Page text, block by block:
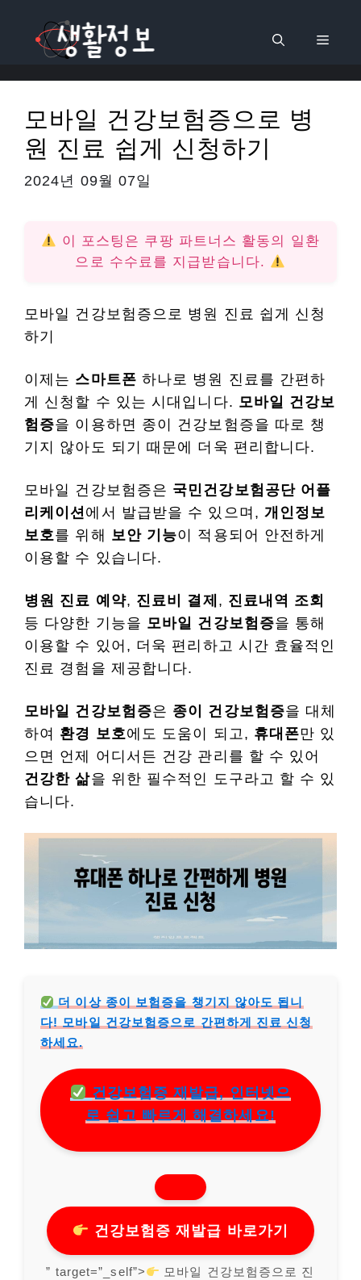
로
메
모바일 건강보험증으로 병
원 진료 쉽게 신청하기
2024년 09월 07일
이 포스팅은 쿠팡 파트너스 활동의 일환
으로 수수료를 지급받습니다.
모바일 건강보험증으로 병원 진료 쉽게 신청
하기
이제는 스마트폰 하나로 병원 진료를 간편하
게 신청할 수 있는 시대입니다. 모바일 건강보
험증을 이용하면 종이 건강보험증을 따로 챙
기지 않아도 되기 때문에 더욱 편리합니다.
모바일 건강보험증은 국민건강보험공단 어플
리케이션 에서 발급받을 수 있으며, 개인정보
보호를 위해 보안 기능이 적용되어 안전하게
이용할 수 있습니다.
병원 진료 예약, 진료비 결제 , 진료내역 조회
등 다양한 기능을 모바일 건강보험증을 통해
이용할 수 있어, 더욱 편리하고 시간 효율적인
진료 경험을 제공합니다.
모바일 건강보험증은 종이 건강보험증을 대체
하여 환경 보호에도 도움이 되고, 휴대폰만 있
으면 언제 어디서든 건강 관리를 할 수 있어
건강한 삶을 위한 필수적인 도구라고 할 수 있
습니다.
더 이상 종이 보험증을 챙기지 않아도 됩니
다! 모바일 건강보험증으로 간편하게 진료 신청
하세요.
건강보험증 재발급, 인터넷으
로 쉽고 빠르게 해결하세요!
건강보험증 재발급 바로가기
” target=”_self”>
모바일 건강보험증으로 진